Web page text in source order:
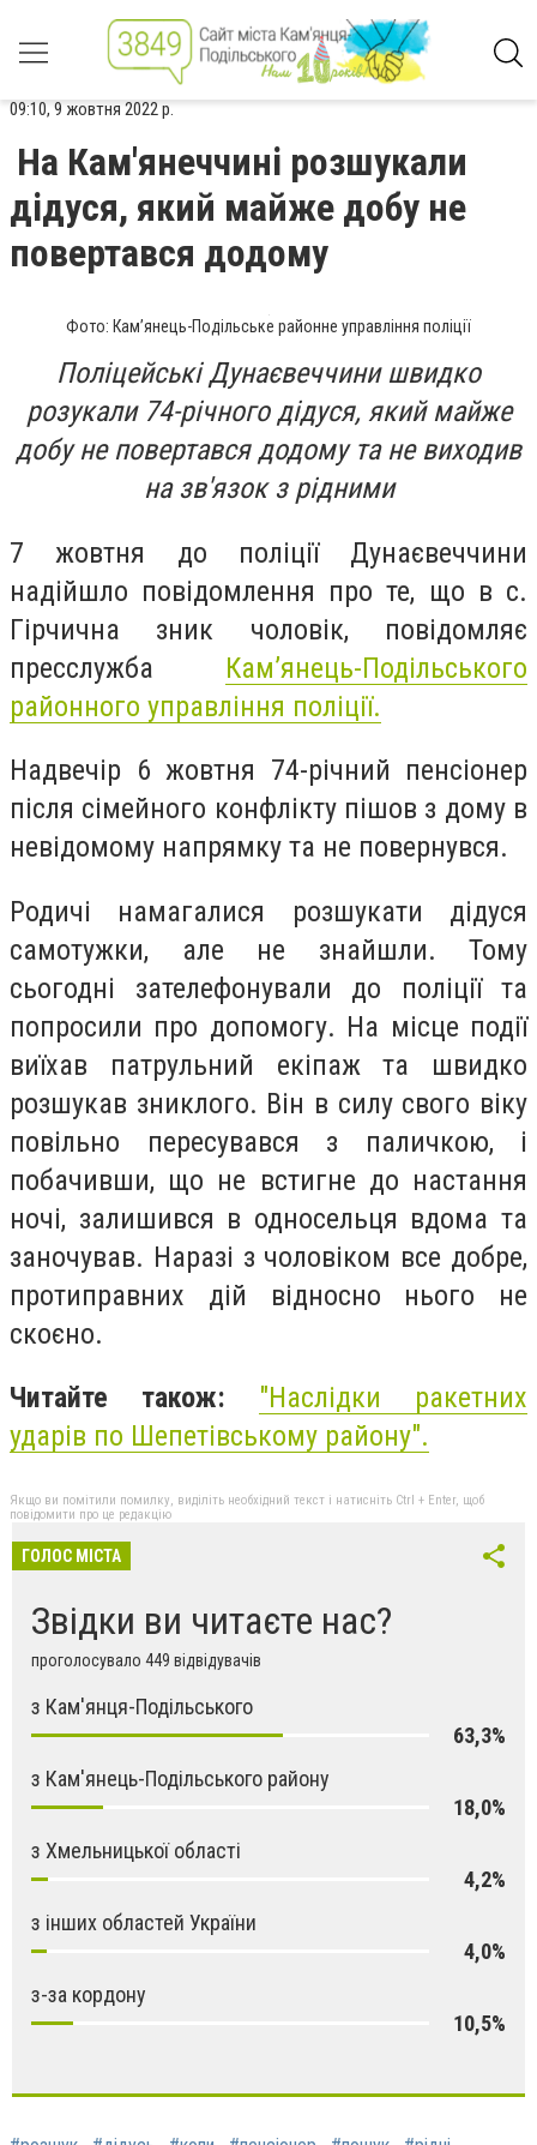
09:10, 9 жовтня 2022 р.
На Кам'янеччині розшукали
дідуся, який майже добу не
повертався додому
Фото: Кам’янець-Подільське районне управління поліції
Поліцейські Дунаєвеччини швидко
розукали 74-річного дідуся, який майже
добу не повертався додому та не виходив
на зв'язок з рідними
7 жовтня до поліції Дунаєвеччини
надійшло повідомлення про те, що в с.
Гірчична зник чоловік, повідомляє
пресслужба Кам’янець-Подільського
районного управління поліції.
Надвечір 6 жовтня 74-річний пенсіонер
після сімейного конфлікту пішов з дому в
невідомому напрямку та не повернувся.
Родичі намагалися розшукати дідуся
самотужки, але не знайшли. Тому
сьогодні зателефонували до поліції та
попросили про допомогу. На місце події
виїхав патрульний екіпаж та швидко
розшукав зниклого. Він в силу свого віку
повільно пересувався з паличкою, і
побачивши, що не встигне до настання
ночі, залишився в односельця вдома та
заночував. Наразі з чоловіком все добре,
протиправних дій відносно нього не
скоєно.
Читайте також: "Наслідки ракетних
ударів по Шепетівському району".
Якщо ви помітили помилку, виділіть необхідний текст і натисніть Ctrl + Enter, щоб
повідомити про це редакцію
ГОЛОС МІСТА
Звідки ви читаєте нас?
проголосувало 449 відвідувачів
з Кам'янця-Подільського
63,3%
з Кам'янець-Подільського району
18,0%
з Хмельницької області
4,2%
з інших областей України
4,0%
з-за кордону
10,5%